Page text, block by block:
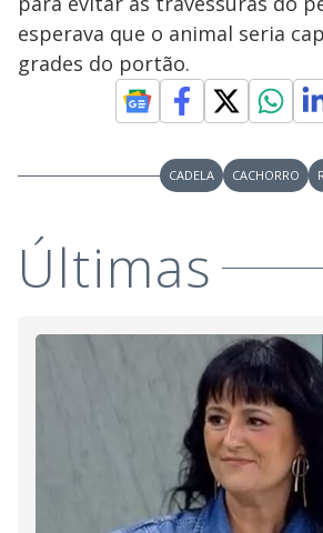
V
i
d
e
o
o
esperava que o animal seria
grades do portão.
CADELA CACHORRO
Últimas